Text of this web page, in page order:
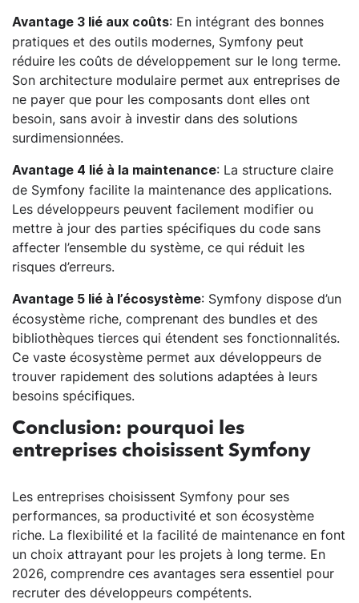
Avantage 3 lié aux coûts: En intégrant des bonnes
pratiques et des outils modernes, Symfony peut
réduire les coûts de développement sur le long terme.
Son architecture modulaire permet aux entreprises de
ne payer que pour les composants dont elles ont
besoin, sans avoir à investir dans des solutions
surdimensionnées.
Avantage 4 lié à la maintenance: La structure claire
de Symfony facilite la maintenance des applications.
Les développeurs peuvent facilement modifier ou
mettre à jour des parties spécifiques du code sans
affecter l’ensemble du système, ce qui réduit les
risques d’erreurs.
Avantage 5 lié à l’écosystème: Symfony dispose d’un
écosystème riche, comprenant des bundles et des
bibliothèques tierces qui étendent ses fonctionnalités.
Ce vaste écosystème permet aux développeurs de
trouver rapidement des solutions adaptées à leurs
besoins spécifiques.
Conclusion: pourquoi les
entreprises choisissent Symfony
Les entreprises choisissent Symfony pour ses
performances, sa productivité et son écosystème
riche. La flexibilité et la facilité de maintenance en font
un choix attrayant pour les projets à long terme. En
2026, comprendre ces avantages sera essentiel pour
recruter des développeurs compétents.